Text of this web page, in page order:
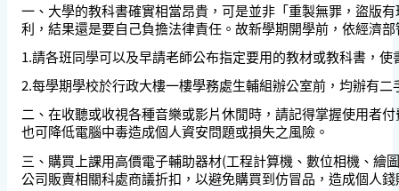
一、大學的教科書確實相當昂貴，可是並非「重製無罪，盜版
利，結果還是要自己負擔法律責任。故新學期開學前，依經濟
1.請各班同學可以及早請老師公布指定要用的教材或教科書，
2.每學期學校於行政大樓一樓學務處生輔組辦公室前，均辦有
二、在收聽或收視各種音樂或影片休閒時，請記得掌握使用者
也可降低電腦中毒造成個人資安問題或損失之風險。
三、購買上課用高價電子輔助器材(工程計算機、數位相機、繪
公司販賣相關科處商議折扣，以避免購買到仿冒品，造成個人